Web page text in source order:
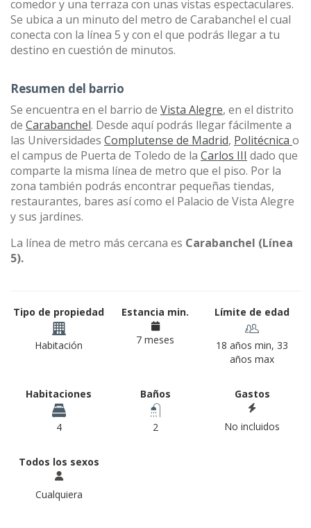
comedor y una terraza con unas vistas espectaculares.
Se ubica a un minuto del metro de Carabanchel el cual
conecta con la línea 5 y con el que podrás llegar a tu
destino en cuestión de minutos.
Resumen del barrio
Se encuentra en el barrio de Vista Alegre, en el distrito
de Carabanchel. Desde aquí podrás llegar fácilmente a
las Universidades Complutense de Madrid, Politécnica o
el campus de Puerta de Toledo de la Carlos III dado que
comparte la misma línea de metro que el piso. Por la
zona también podrás encontrar pequeñas tiendas,
restaurantes, bares así como el Palacio de Vista Alegre
y sus jardines.
La línea de metro más cercana es Carabanchel (Línea
5).
Tipo de propiedad
Habitación
Estancia min.
7 meses
Límite de edad
18 años min, 33
años max
Habitaciones
4
Baños
2
Gastos
No incluidos
Todos los sexos
Cualquiera